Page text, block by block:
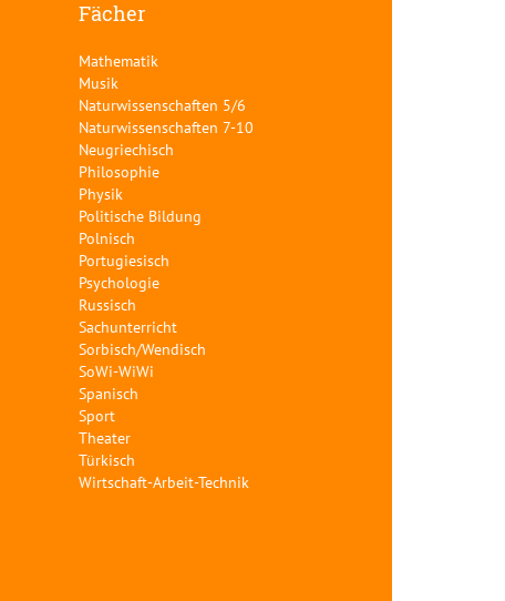
Fächer
Mathematik
Musik
Naturwissenschaften 5/6
Naturwissenschaften 7-10
Neugriechisch
Philosophie
Physik
Politische Bildung
Polnisch
Portugiesisch
Psychologie
Russisch
Sachunterricht
Sorbisch/Wendisch
SoWi-WiWi
Spanisch
Sport
Theater
Türkisch
Wirtschaft-Arbeit-Technik